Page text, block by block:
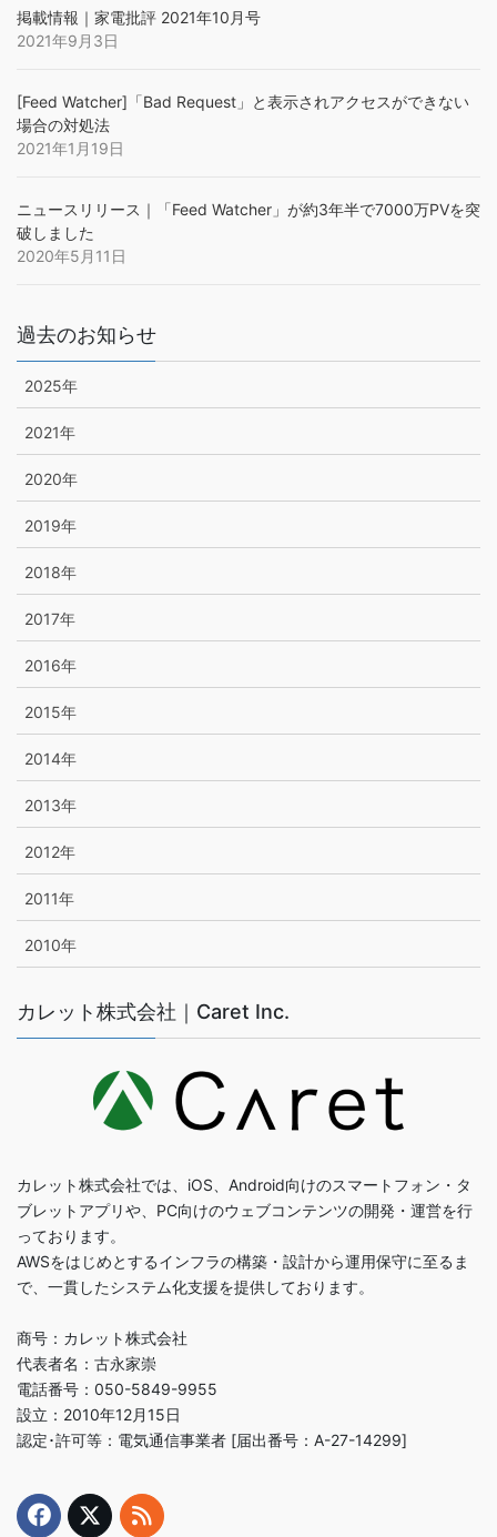
掲載情報｜家電批評 2021年10月号
2021年9月3日
[Feed Watcher]「Bad Request」と表示されアクセスができない
場合の対処法
2021年1月19日
ニュースリリース｜「Feed Watcher」が約3年半で7000万PVを突
破しました
2020年5月11日
過去のお知らせ
2025年
2021年
2020年
2019年
2018年
2017年
2016年
2015年
2014年
2013年
2012年
2011年
2010年
カレット株式会社｜Caret Inc.
カレット株式会社では、iOS、Android向けのスマートフォン・タ
ブレットアプリや、PC向けのウェブコンテンツの開発・運営を行
っております。
AWSをはじめとするインフラの構築・設計から運用保守に至るま
で、一貫したシステム化支援を提供しております。
商号：カレット株式会社
代表者名：古永家崇
電話番号：050-5849-9955
設立：2010年12月15日
認定･許可等：電気通信事業者 [届出番号：A-27-14299]